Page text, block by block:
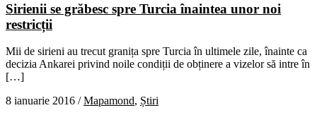
Sirienii se grăbesc spre Turcia înaintea unor noi
restricții
Mii de sirieni au trecut granița spre Turcia în ultimele zile, înainte ca
decizia Ankarei privind noile condiții de obținere a vizelor să intre în
[…]
8 ianuarie 2016 /Mapamond, Știri